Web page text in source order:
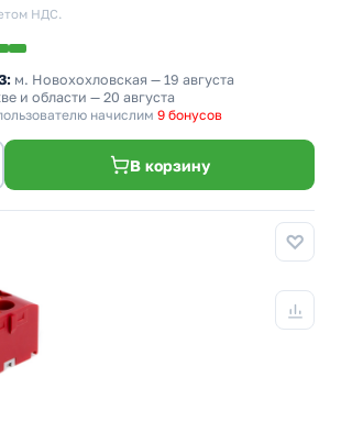
НДС.
м. Новохохловская — 19 августа
и области — 20 августа
начислим 9 бонусов
В корзину